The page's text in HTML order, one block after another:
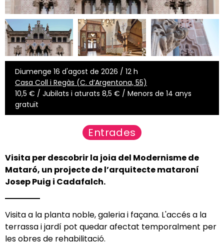
Diumenge 16 d'agost de 2026 / 12 h
Casa Coll i Regàs (C. d’Argentona, 55)
10,5 € / Jubilats i aturats 8,5 € / Menors de 14 anys
gratuït
Entrades
Visita per descobrir la joia del Modernisme de
Mataró, un projecte de l’arquitecte mataroní
Josep Puig i Cadafalch.
Visita a la planta noble, galeria i façana. L'accés a la
terrassa i jardí pot quedar afectat temporalment per
les obres de rehabilitació.